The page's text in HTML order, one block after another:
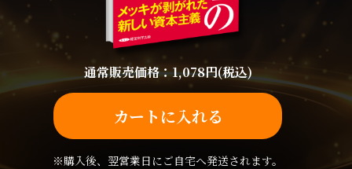
通常販売価格：1,078円(税込)
カートに入れる
※購入後、翌営業日にご自宅へ発送されます。